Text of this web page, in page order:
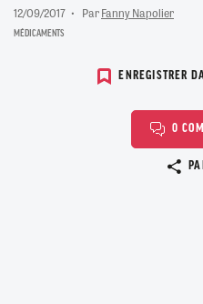
12/09/2017 ParFanny Napolier
MÉDICAMENTS
ENREGISTRER
0